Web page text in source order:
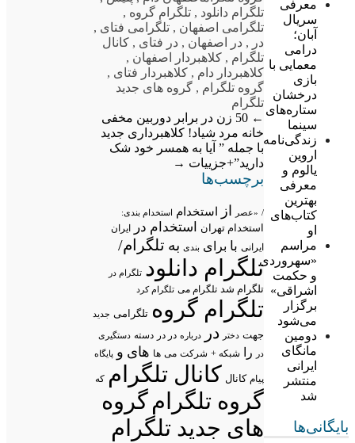
معرفی
سریال
آبان؛
درامی
معمایی با
بازی
درخشان
ستاره‌های
سینما
زندگی‌نامه
اروین
یالوم و
معرفی
بهترین
کتاب‌های
او
مراسم
«سهروردی
و حکمت
اشراقی»
برگزار
می‌شود
دومین
مانگای
ایرانی
منتشر
شد
بایگانی‌ها
تلگرام دانلود , تلگرام گروه ,
تلگرامی اصفهان , تلگرامی فتای ,
در , در اصفهان , در فتای , کانال
تلگرام , کلاهبردار اصفهان ,
کلاهبردار دام , کلاهبردار فتای ,
گروه تلگرام , گروه های جدید
تلگرام
←
50 زن در برابر دوربین مخفی
خانه مرد شیاد! کلاهبرداری جدید
با جمله ” آیا به همسر خود شک
دارید”+جزییات →
برچسب‌ها
/ «عصر از استخدام استخدام بندی:
استخدام تهران استخدام در ایران
ایرانی با برای بندی به تلگرام/
تلگرام دانلود تلگرام در
تلگرام شد تلگرام می تلگرام کرد
تلگرام گروه تلگرامی جدید
جهت دختر در درباره در در دسته دستگیری
در
را شبکه + شرکت می ها های و پایگاه
پیام کانال کانال تلگرام که
گروه تلگرامگروه
های جدید تلگرام